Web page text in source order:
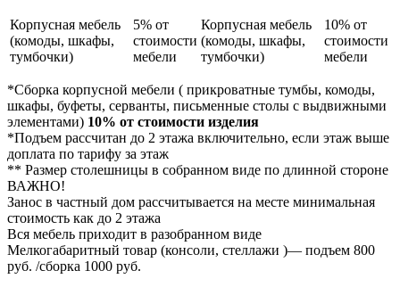
Корпусная мебель
(комоды, шкафы,
тумбочки)
5% от
стоимости
мебели
Корпусная мебель
(комоды, шкафы,
тумбочки)
10% от
стоимости
мебели
*Сборка корпусной мебели ( прикроватные тумбы, комоды,
шкафы, буфеты, серванты, письменные столы с выдвижными
элементами) 10% от стоимости изделия
*Подъем рассчитан до 2 этажа включительно, если этаж выше
доплата по тарифу за этаж
** Размер столешницы в собранном виде по длинной стороне
ВАЖНО!
Занос в частный дом рассчитывается на месте минимальная
стоимость как до 2 этажа
Вся мебель приходит в разобранном виде
Мелкогабаритный товар (консоли, стеллажи )— подъем 800
руб. /сборка 1000 руб.